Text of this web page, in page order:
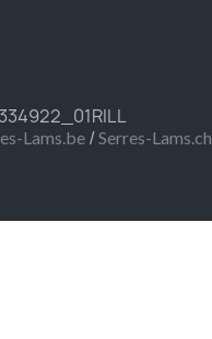
Lams.be /Serres-Lams.ch